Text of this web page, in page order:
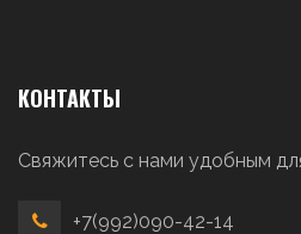
КОНТАКТЫ
Свяжитесь с нами удобным
+7(992)090-42-14